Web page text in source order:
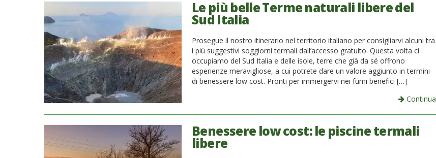
Le più belle Terme naturali libere del
Sud Italia
Prosegue il nostro itinerario nel territorio italiano per consigliarvi alcuni tra
i più suggestivi soggiorni termali dall’accesso gratuito. Questa volta ci
occupiamo del Sud Italia e delle isole, terre che già da sé offrono
esperienze meravigliose, a cui potrete dare un valore aggiunto in termini
di benessere low cost. Pronti per immergervi nei fumi benefici […]
Continua
Benessere low cost: le piscine termali
libere